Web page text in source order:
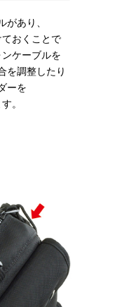
あり、
おくことで
ケーブルを
を調整したり
ーを
。